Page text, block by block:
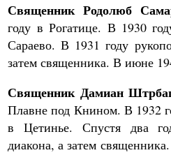
Священник Родолюб
году в Рогатице. В 1930
Сараево. В 1931 году
затем священника. В июне
Священник Дамиан
Плавне под Книном. В 1932
в Цетинье. Спустя два
диакона, а затем